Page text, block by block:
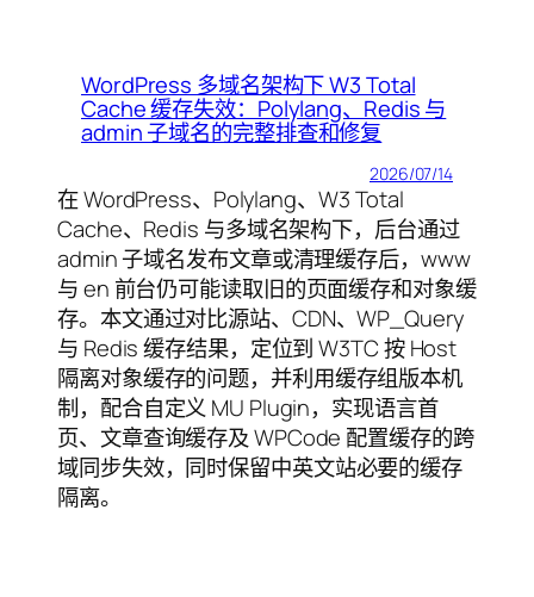
WordPress 多域名架构下 W3 Total
Cache 缓存失效：Polylang、Redis 与
admin 子域名的完整排查和修复
2026/07/14
在 WordPress、Polylang、W3 Total
Cache、Redis 与多域名架构下，后台通过
admin 子域名发布文章或清理缓存后，www
与 en 前台仍可能读取旧的页面缓存和对象缓
存。本文通过对比源站、CDN、WP_Query
与 Redis 缓存结果，定位到 W3TC 按 Host
隔离对象缓存的问题，并利用缓存组版本机
制，配合自定义 MU Plugin，实现语言首
页、文章查询缓存及 WPCode 配置缓存的跨
域同步失效，同时保留中英文站必要的缓存
隔离。